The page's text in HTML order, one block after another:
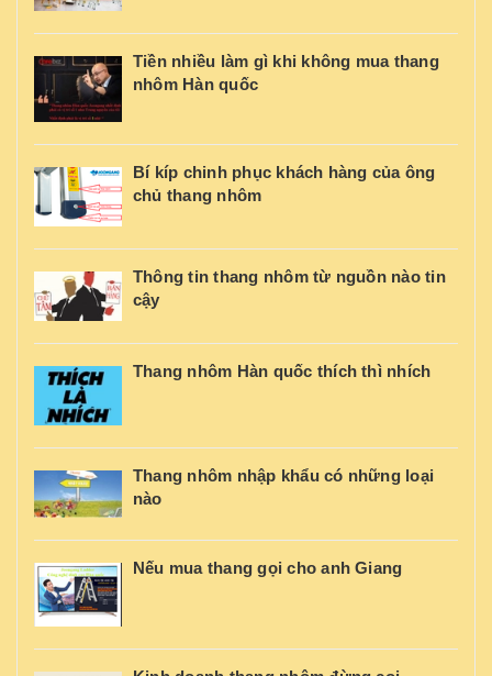
Tiền nhiều làm gì khi không mua thang
nhôm Hàn quốc
Bí kíp chinh phục khách hàng của ông
chủ thang nhôm
Thông tin thang nhôm từ nguồn nào tin
cậy
Thang nhôm Hàn quốc thích thì nhích
Thang nhôm nhập khẩu có những loại
nào
Nếu mua thang gọi cho anh Giang